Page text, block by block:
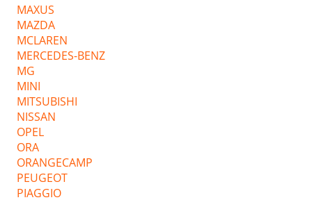
MAXUS
MAZDA
MCLAREN
MERCEDES-BENZ
MG
MINI
MITSUBISHI
NISSAN
OPEL
ORA
ORANGECAMP
PEUGEOT
PIAGGIO